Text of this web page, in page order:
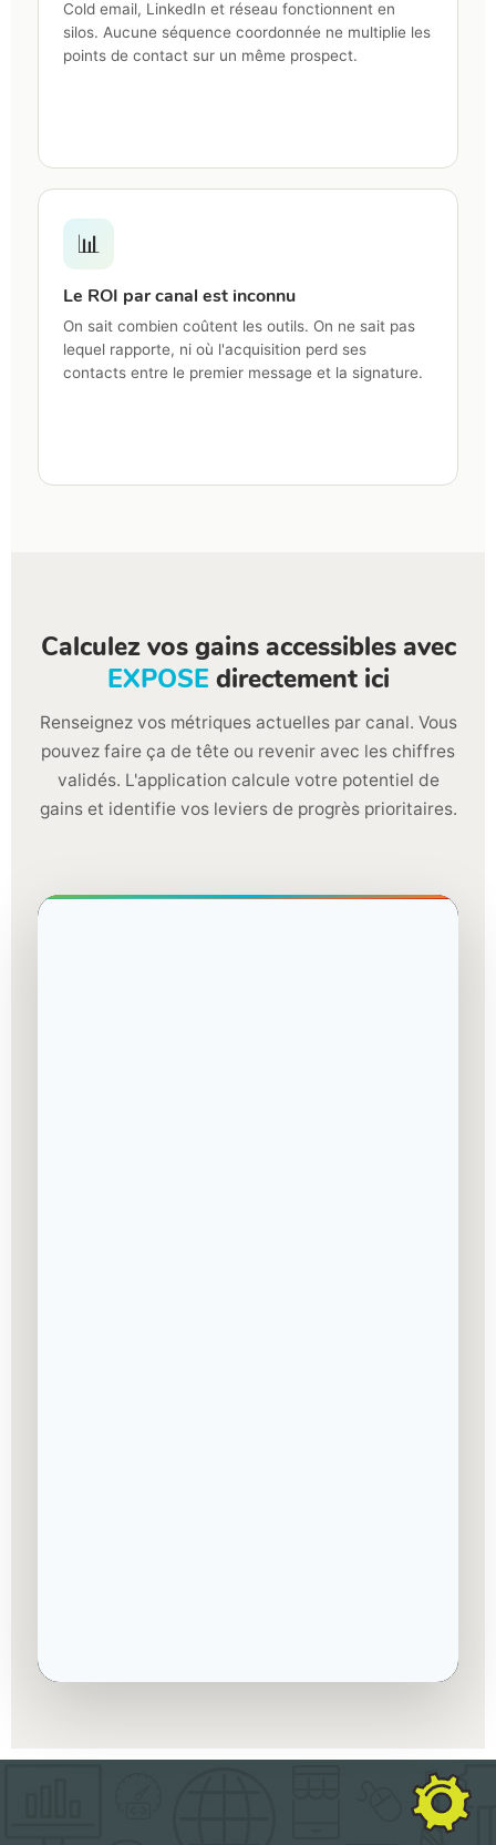
Cold email, LinkedIn et réseau fonctionnent en
silos. Aucune séquence coordonnée ne multiplie les
points de contact sur un même prospect.
📊
Le ROI par canal est inconnu
On sait combien coûtent les outils. On ne sait pas
lequel rapporte, ni où l'acquisition perd ses
contacts entre le premier message et la signature.
Calculez vos gains accessibles avec
EXPOSE directement ici
Renseignez vos métriques actuelles par canal. Vous
pouvez faire ça de tête ou revenir avec les chiffres
validés. L'application calcule votre potentiel de
gains et identifie vos leviers de progrès prioritaires.